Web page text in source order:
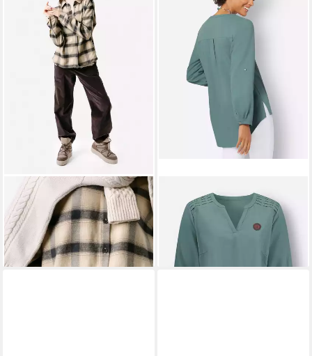
LIVING CRAFTSHemdbluse
BALINA GOTS zertifiziert
69,99 €
Klassische Bluse Tunika
Langarm
ab 39,99 €